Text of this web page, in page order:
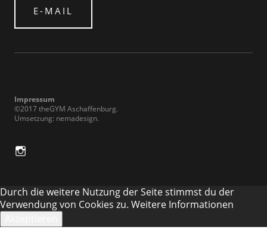
E-MAIL
Impressum
©2017 theGYM Aschaffenburg
Umsetzung: nemadesign
Durch die weitere Nutzung der Seite stimmst du der
Verwendung von Cookies zu. Weitere Informationen